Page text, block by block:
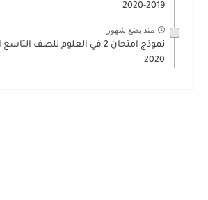
2019-2020
منذ بضع شهور
2020